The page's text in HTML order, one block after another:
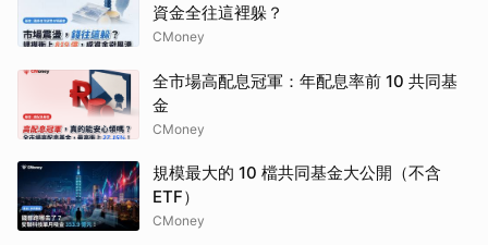
資金全往這裡躲？
CMoney
全市場高配息冠軍：年配息率前 10 共同基
金
CMoney
規模最大的 10 檔共同基金大公開（不含
ETF）
CMoney